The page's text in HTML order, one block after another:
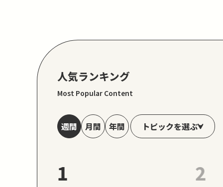
人気ランキング
Most Popular Content
週間 月間 年間 トピックを選ぶ
1 2